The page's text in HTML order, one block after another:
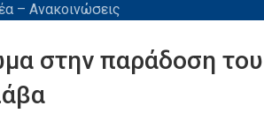
– Ανακοινώσεις
στην παράδοση του